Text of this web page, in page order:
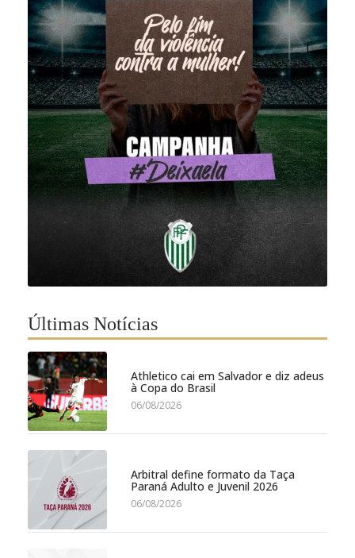
Últimas Notícias
Athletico cai em Salvador e diz adeus
à Copa do Brasil
06/08/2026
Arbitral define formato da Taça
Paraná Adulto e Juvenil 2026
06/08/2026